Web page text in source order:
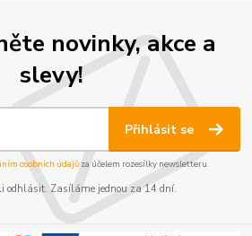
novinky, akce a
slevy!
Přihlásit se
osobních údajůza účelem rozesílky newsletteru.
odhlásit. Zasíláme jednou za 14 dní.